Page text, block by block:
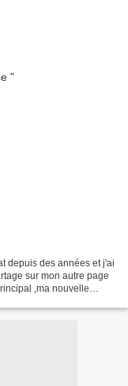
depuis des années et j'ai
sur mon autre page
,ma nouvelle